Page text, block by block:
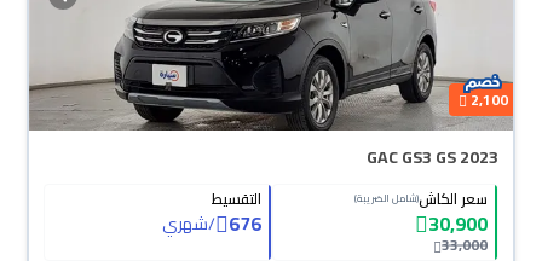
2,100
GAC GS3 GS 2023
سعر الكاش(شامل الضريبة)
30,900
33,000
التقسيط
676
/شهري